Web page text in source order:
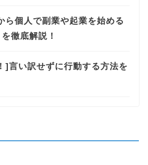
ら個人で副業や起業を始める
徹底解説！
]言い訳せずに行動する方法を